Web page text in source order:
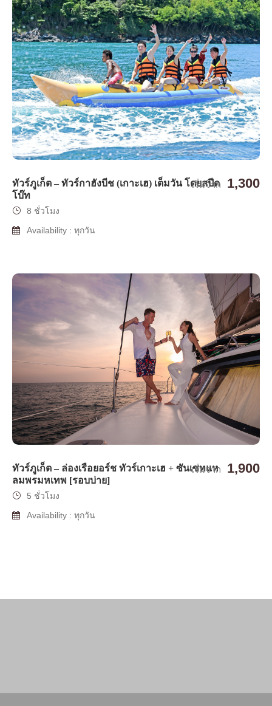
ทัวร์ภูเก็ต – ทัวร์กาฮังบีช (เกาะเฮ) เต็มวัน โดยสปีด
โบ๊ท
เริ่มจาก 1,300
8 ชั่วโมง
Availability : ทุกวัน
ทัวร์ภูเก็ต – ล่องเรือยอร์ช ทัวร์เกาะเฮ + ซันเซทแห
ลมพรมหเทพ [รอบบ่าย]
เริ่มจาก 1,900
5 ชั่วโมง
Availability : ทุกวัน